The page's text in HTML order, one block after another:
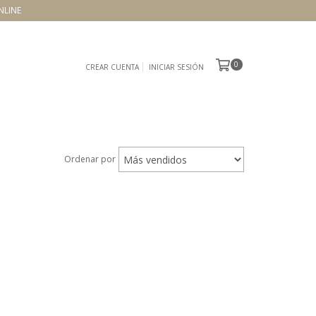
CREAR CUENTA INICIAR SESIÓN 0
Ordenar por